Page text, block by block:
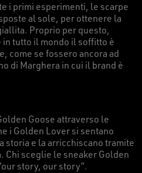
i primi esperimenti, le scarpe
al sole, per ottenere la
Proprio per questo,
tutto il mondo il soffitto è
come se fossero ancora ad
di Marghera in cui il brand è
Goose attraverso le
i Golden Lover si sentano
storia e la arricchiscano tramite
Chi sceglie le sneaker Golden
story, our story”.